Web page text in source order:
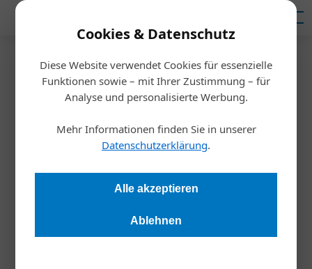
Cookies & Datenschutz
Diese Website verwendet Cookies für essenzielle
Funktionen sowie – mit Ihrer Zustimmung – für
Analyse und personalisierte Werbung.
Mehr Informationen finden Sie in unserer
Datenschutzerklärung.
Alle akzeptieren
Ablehnen
Startseite/Meldungen
Event-Tipp: Leadership im
Wandel
Die VBV startet mit ihrem Diskussionsformat in den Herbst
und beleuchtet welche Art von Leadership heut gefragt ist.